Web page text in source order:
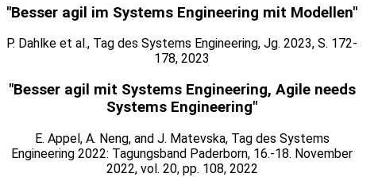
"Besser agil im Systems Engineering mit Modellen"
P. Dahlke et al., Tag des Systems Engineering, Jg. 2023, S. 172-
178, 2023
"Besser agil mit Systems Engineering, Agile needs
Systems Engineering"
E. Appel, A. Neng, and J. Matevska, Tag des Systems
Engineering 2022: Tagungsband Paderborn, 16.-18. November
2022, vol. 20, pp. 108, 2022